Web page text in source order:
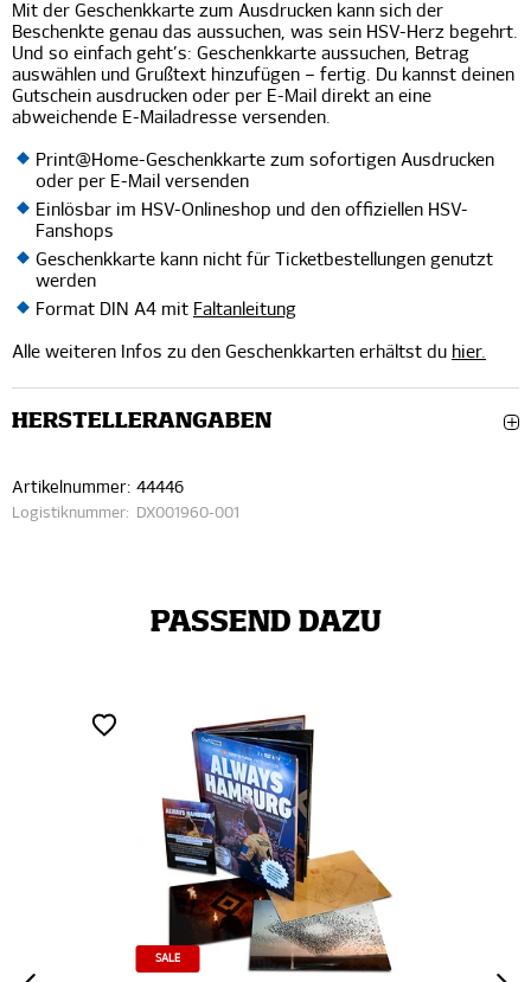
Mit der Geschenkkarte zum Ausdrucken kann sich der
Beschenkte genau das aussuchen, was sein HSV-Herz begehrt.
Und so einfach geht’s: Geschenkkarte aussuchen, Betrag
auswählen und Grußtext hinzufügen – fertig. Du kannst deinen
Gutschein ausdrucken oder per E-Mail direkt an eine
abweichende E-Mailadresse versenden.
Print@Home-Geschenkkarte zum sofortigen Ausdrucken
oder per E-Mail versenden
Einlösbar im HSV-Onlineshop und den offiziellen HSV-
Fanshops
Geschenkkarte kann nicht für Ticketbestellungen genutzt
werden
Format DIN A4 mit Faltanleitung
Alle weiteren Infos zu den Geschenkkarten erhältst du hier.
HERSTELLERANGABEN
Artikelnummer: 44446
Logistiknummer: DX001960-001
PASSEND DAZU